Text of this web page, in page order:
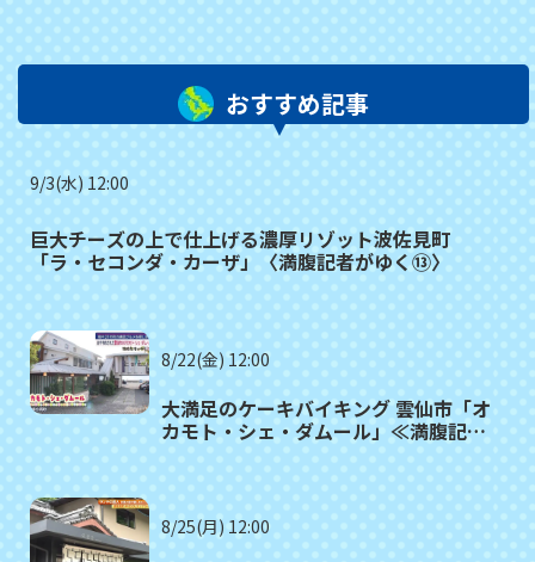
おすすめ記事
9/3(水) 12:00
巨大チーズの上で仕上げる濃厚リゾット波佐見町
「ラ・セコンダ・カーザ」〈満腹記者がゆく⑬〉
8/22(金) 12:00
大満足のケーキバイキング 雲仙市「オ
カモト・シェ・ダムール」≪満腹記者
8/25(月) 12:00